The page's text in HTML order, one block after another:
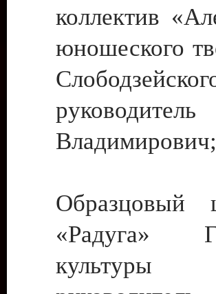
коллектив
юношеского
Владимирович;
Образцовый
«Радуга»